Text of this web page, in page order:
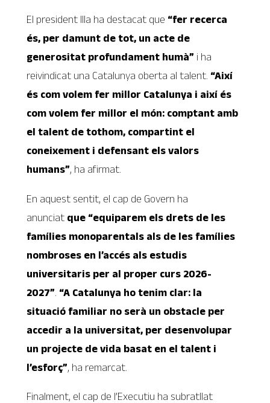
El president Illa ha destacat que “fer recerca
és, per damunt de tot, un acte de
generositat profundament humà” i ha
reivindicat una Catalunya oberta al talent. “Així
és com volem fer millor Catalunya i així és
com volem fer millor el món: comptant amb
el talent de tothom, compartint el
coneixement i defensant els valors
humans”, ha afirmat.
En aquest sentit, el cap de Govern ha
anunciat que “equiparem els drets de les
famílies monoparentals als de les famílies
nombroses en l’accés als estudis
universitaris per al proper curs 2026-
2027”. “A Catalunya ho tenim clar: la
situació familiar no serà un obstacle per
accedir a la universitat, per desenvolupar
un projecte de vida basat en el talent i
l’esforç”, ha remarcat.
Finalment, el cap de l’Executiu ha subratllat